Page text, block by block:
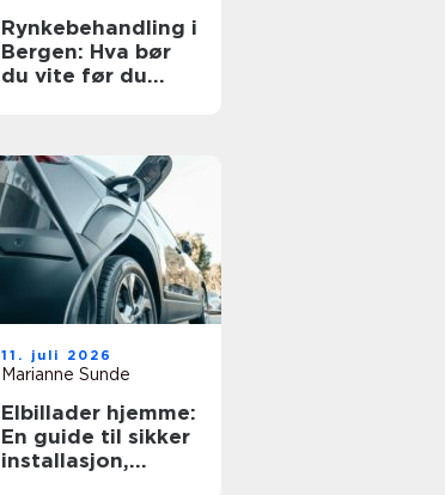
Rynkebehandling i
Bergen: Hva bør
du vite før du
11. juli 2026
Marianne Sunde
Elbillader hjemme:
En guide til sikker
installasjon,